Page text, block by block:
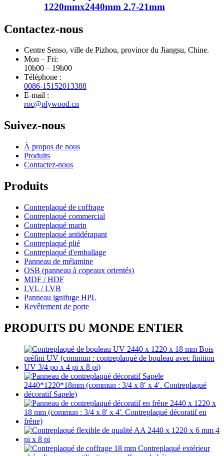
1220mmx2440mm 2.7-21mm
Contactez-nous
Centre Senso, ville de Pizhou, province du Jiangsu, Chine.
Mon – Fri:
10h00 – 19h00
Téléphone :
0086-15152013388
E-mail :
roc@plywood.cn
Suivez-nous
À propos de nous
Produits
Contactez-nous
Produits
Contreplaqué de coffrage
Contreplaqué commercial
Contreplaqué marin
Contreplaqué antidérapant
Contreplaqué plié
Contreplaqué d'emballage
Panneau de mélamine
OSB (panneau à copeaux orientés)
MDF / HDF
LVL / LVB
Panneau ignifuge HPL
Revêtement de porte
PRODUITS DU MONDE ENTIER